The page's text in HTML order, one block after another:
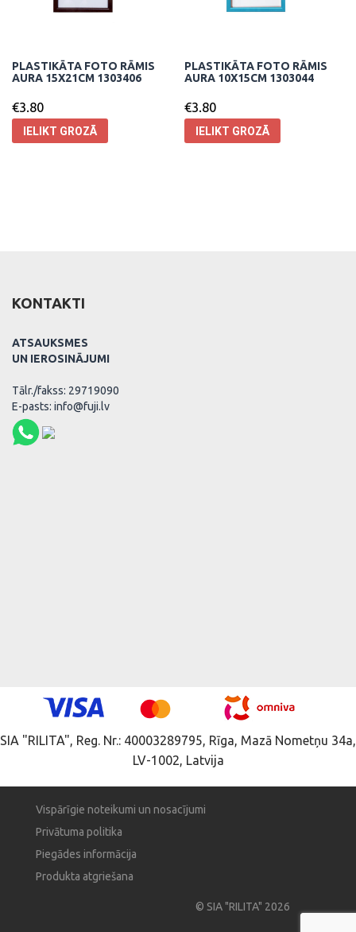
PLASTIKĀTA FOTO RĀMIS
AURA 15X21CM 1303406
€3.80
IELIKT GROZĀ
PLASTIKĀTA FOTO RĀMIS
AURA 10X15CM 1303044
€3.80
IELIKT GROZĀ
KONTAKTI
ATSAUKSMES
UN IEROSINĀJUMI
Tālr./fakss: 29719090
E-pasts: info@fuji.lv
SIA "RILITA", Reg. Nr.: 40003289795, Rīga, Mazā Nometņu 34a,
LV-1002, Latvija
Vispārīgie noteikumi un nosacījumi
Privātuma politika
Piegādes informācija
Produkta atgriešana
© SIA "RILITA" 2026